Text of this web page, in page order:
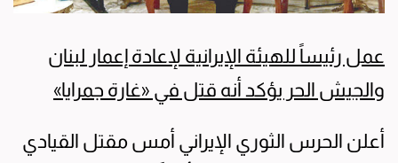
عمل رئيساً للهيئة الإيرانية لإعادة إعمار لبنان
والجيش الحر يؤكد أنه قتل في «غارة جمرايا»
أعلن الحرس الثوري الإيراني أمس مقتل القيادي